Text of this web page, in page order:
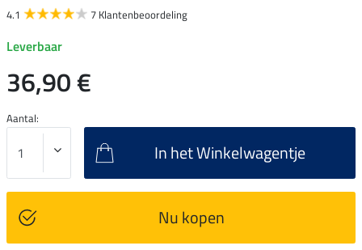
4.1 7 Klantenbeoordeling
Leverbaar
36,90 €
Aantal:
In het Winkelwagentje
Nu kopen